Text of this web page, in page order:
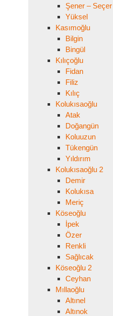
Şener – Seçer
Yüksel
Kasımoğlu
Bilgin
Bingül
Kılıçoğlu
Fidan
Filiz
Kılıç
Kolukısaoğlu
Atak
Doğangün
Koluuzun
Tükengün
Yıldırım
Kolukısaoğlu 2
Demir
Kolukısa
Meriç
Köseoğlu
İpek
Özer
Renkli
Sağlıcak
Köseoğlu 2
Ceyhan
Mıllaoğlu
Altınel
Altınok